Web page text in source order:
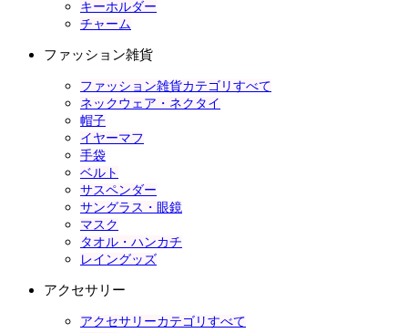
キーホルダー
チャーム
ファッション雑貨
ファッション雑貨カテゴリすべて
ネックウェア・ネクタイ
帽子
イヤーマフ
手袋
ベルト
サスペンダー
サングラス・眼鏡
マスク
タオル・ハンカチ
レイングッズ
アクセサリー
アクセサリーカテゴリすべて